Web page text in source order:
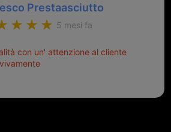
Prestaasciutto
5 mesi fa
con un' attenzione al cliente